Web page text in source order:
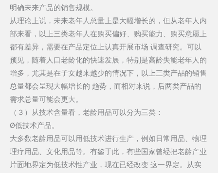
明确未来产品的销售规模。
从理论上说，未来老年人总量上是大幅增长的，但从老年人内
部来看，以上三类老年人在购买偏好、购买能力、购买意愿上
都有差异，需要在产品定位上认真开展市场 调查研究。可以
预见，随着人口老龄化的快速发展，特别是高龄失能老年人的
增多，尤其是在子女越来越少的情况下，以上三类产品的销售
总量都会呈现大幅增长的 趋势，而相对来说，后两类产品的
需求总量可能会更大。
（３）从技术含量看，老龄用品可以分为三类：
Ø低技术产品。
大多数老龄用品可以用低技术进行生产，例如日常用品、物理
理疗用品、文化用品等。有鉴于此，有些国家曾经把老龄产业
片面地界定为低技术性产业，现在已经改变 这一界定。从实